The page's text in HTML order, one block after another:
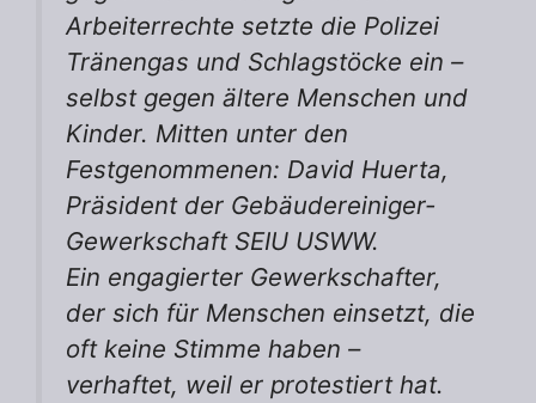
Arbeiterrechte setzte die Polizei
Tränengas und Schlagstöcke ein –
selbst gegen ältere Menschen und
Kinder. Mitten unter den
Festgenommenen: David Huerta,
Präsident der Gebäudereiniger-
Gewerkschaft SEIU USWW.
Ein engagierter Gewerkschafter,
der sich für Menschen einsetzt, die
oft keine Stimme haben –
verhaftet, weil er protestiert hat.